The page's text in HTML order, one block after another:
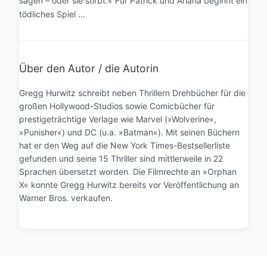
tödliches Spiel …
Über den Autor / die Autorin
Gregg Hurwitz schreibt neben Thrillern Drehbücher für die
großen Hollywood-Studios sowie Comicbücher für
prestigeträchtige Verlage wie Marvel (»Wolverine«,
»Punisher«) und DC (u.a. »Batman«). Mit seinen Büchern
hat er den Weg auf die New York Times-Bestsellerliste
gefunden und seine 15 Thriller sind mittlerweile in 22
Sprachen übersetzt worden. Die Filmrechte an »Orphan
X« konnte Gregg Hurwitz bereits vor Veröffentlichung an
Warner Bros. verkaufen.